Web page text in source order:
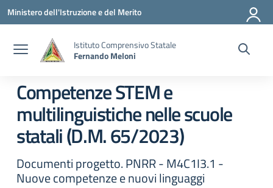
Vai ai contenuti
Vai al menu di navigazione
Vai al footer
Ministero dell'Istruzione e del Merito
Istituto Comprensivo Statale
Fernando Meloni
Competenze STEM e
multilinguistiche nelle scuole
statali (D.M. 65/2023)
Documenti progetto. PNRR - M4C1I3.1 -
Nuove competenze e nuovi linguaggi